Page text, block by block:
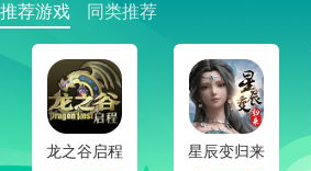
推荐游戏 同类推荐
龙之谷启程 星辰变归来